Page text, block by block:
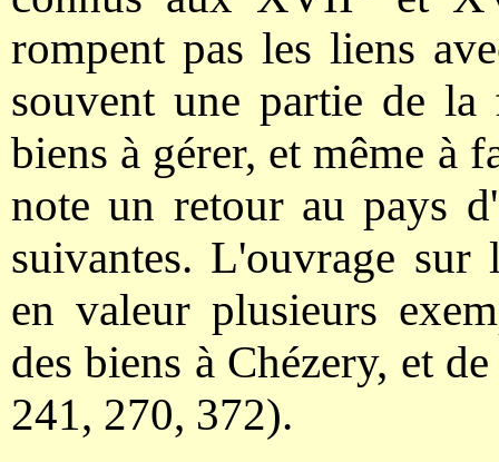
rompent pas les liens
souvent une partie de la
biens à gérer, et même à
note un retour au pays
suivantes. L'ouvrage sur
en valeur plusieurs
des biens à Chézery, et
241, 270, 372).